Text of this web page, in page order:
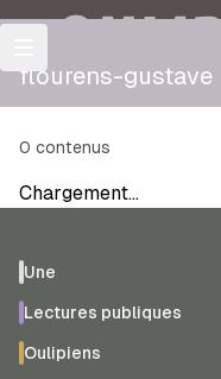
flourens-gustave
0 contenus
Chargement…
Une
Lectures publiques
Oulipiens